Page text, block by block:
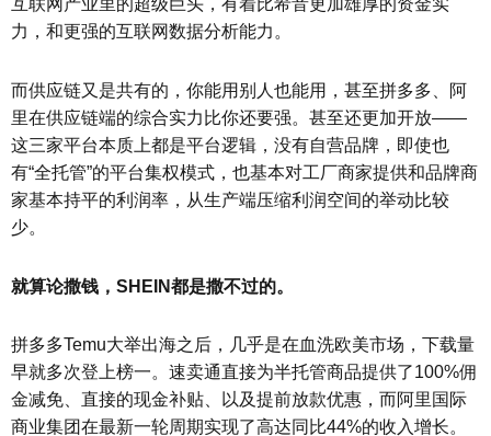
互联网产业里的超级巨头，有着比希音更加雄厚的资金实
力，和更强的互联网数据分析能力。
而供应链又是共有的，你能用别人也能用，甚至拼多多、阿
里在供应链端的综合实力比你还要强。甚至还更加开放——
这三家平台本质上都是平台逻辑，没有自营品牌，即使也
有“全托管”的平台集权模式，也基本对工厂商家提供和品牌商
家基本持平的利润率，从生产端压缩利润空间的举动比较
少。
就算论撒钱，SHEIN都是撒不过的。
拼多多Temu大举出海之后，几乎是在血洗欧美市场，下载量
早就多次登上榜一。速卖通直接为半托管商品提供了100%佣
金减免、直接的现金补贴、以及提前放款优惠，而阿里国际
商业集团在最新一轮周期实现了高达同比44%的收入增长。